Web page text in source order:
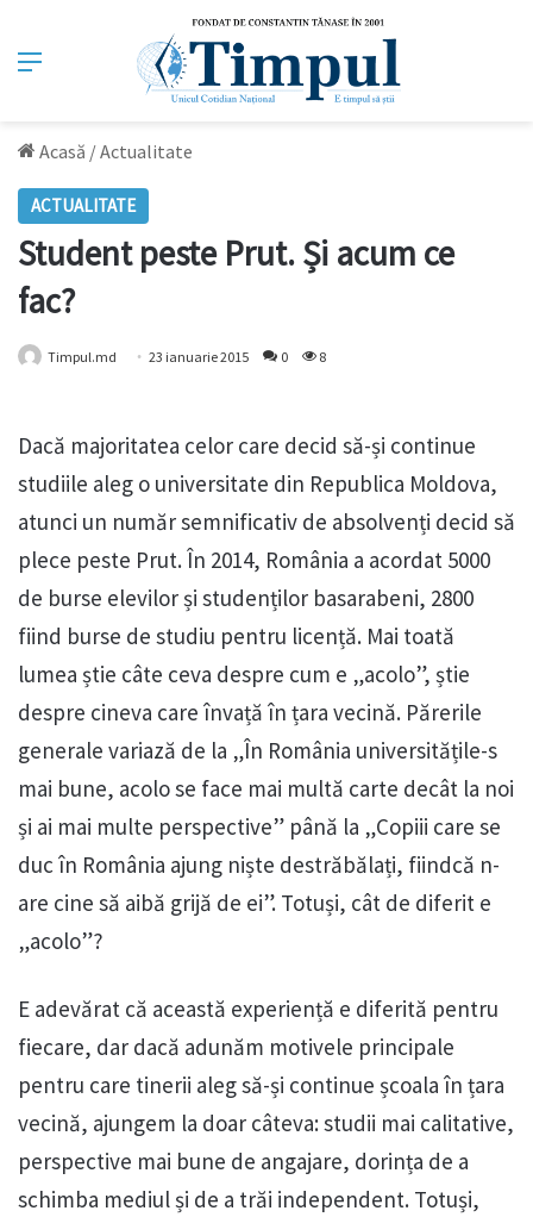
Meniu
Acasă /Actualitate
ACTUALITATE
Student peste Prut. Și acum ce
fac?
Timpul.md 23 ianuarie 2015 0 8
Dacă majoritatea celor care decid să-și continue
studiile aleg o universitate din Republica Moldova,
atunci un număr semnificativ de absolvenți decid să
plece peste Prut. În 2014, România a acordat 5000
de burse elevilor și studenților basarabeni, 2800
fiind burse de studiu pentru licență. Mai toată
lumea știe câte ceva despre cum e „acolo”, știe
despre cineva care învață în țara vecină. Părerile
generale variază de la „În România universitățile-s
mai bune, acolo se face mai multă carte decât la noi
și ai mai multe perspective” până la „Copiii care se
duc în România ajung niște destrăbălați, fiindcă n-
are cine să aibă grijă de ei”. Totuși, cât de diferit e
„acolo”?
E adevărat că această experiență e diferită pentru
fiecare, dar dacă adunăm motivele principale
pentru care tinerii aleg să-și continue școala în țara
vecină, ajungem la doar câteva: studii mai calitative,
perspective mai bune de angajare, dorința de a
schimba mediul și de a trăi independent. Totuși,